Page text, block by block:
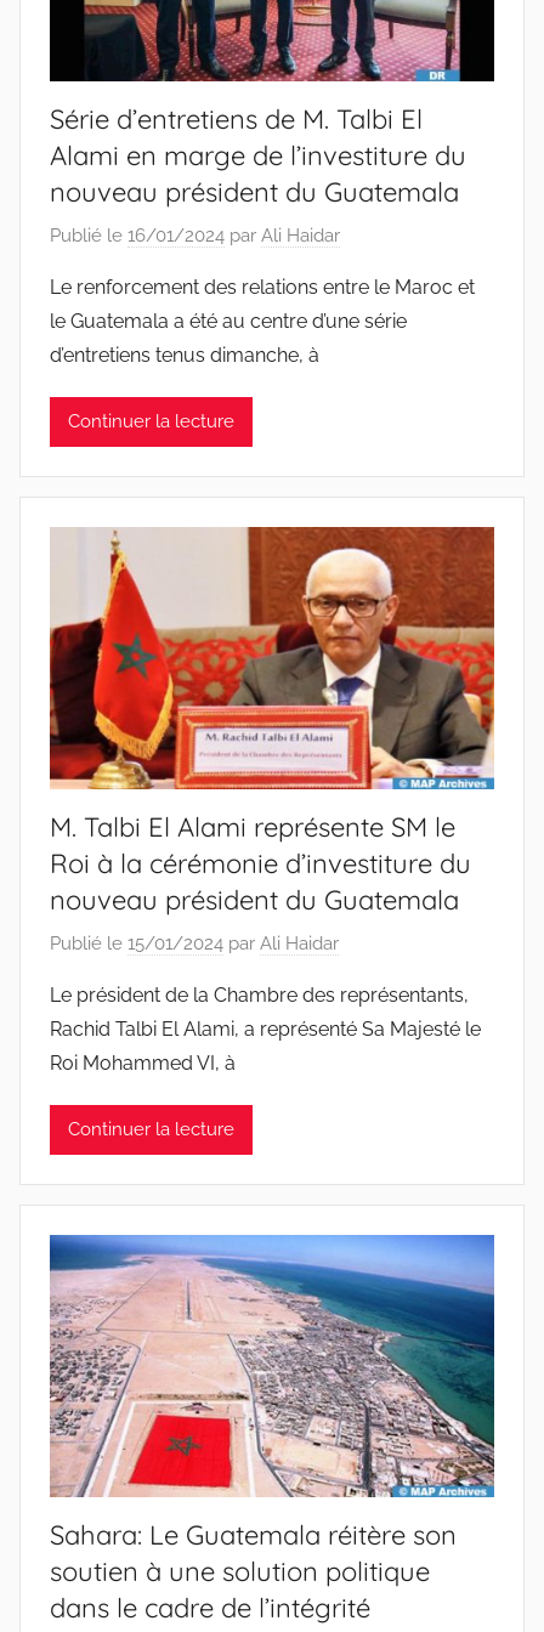
Série d’entretiens de M. Talbi El
Alami en marge de l’investiture du
nouveau président du Guatemala
Publié le 16/01/2024 par Ali Haidar
Le renforcement des relations entre le Maroc et
le Guatemala a été au centre d’une série
d’entretiens tenus dimanche, à
Continuer la lecture
M. Talbi El Alami représente SM le
Roi à la cérémonie d’investiture du
nouveau président du Guatemala
Publié le 15/01/2024 par Ali Haidar
Le président de la Chambre des représentants,
Rachid Talbi El Alami, a représenté Sa Majesté le
Roi Mohammed VI, à
Continuer la lecture
Sahara: Le Guatemala réitère son
soutien à une solution politique
dans le cadre de l’intégrité